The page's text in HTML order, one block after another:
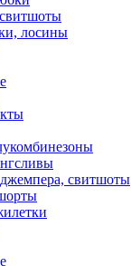
лосины
свитшоты